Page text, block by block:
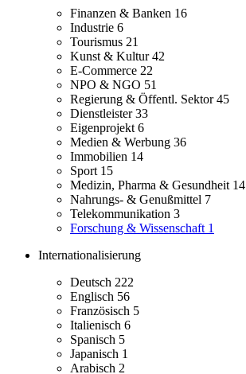
Finanzen & Banken 16
Industrie 6
Tourismus 21
Kunst & Kultur42
E-Commerce 22
NPO & NGO 51
Regierung & Öffentl. Sektor45
Dienstleister33
Eigenprojekt 6
Medien & Werbung 36
Immobilien 14
Sport 15
Medizin, Pharma & Gesundheit 14
Nahrungs- & Genußmittel 7
Telekommunikation 3
Forschung & Wissenschaft 1
Internationalisierung
Deutsch 222
Englisch 56
Französisch 5
Italienisch 6
Spanisch 5
Japanisch 1
Arabisch 2